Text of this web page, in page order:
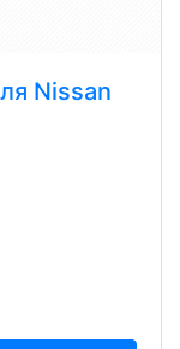
Nissan